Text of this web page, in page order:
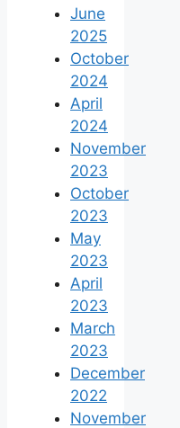
June
2025
October
2024
April
2024
November
2023
October
2023
May
2023
April
2023
March
2023
December
2022
November